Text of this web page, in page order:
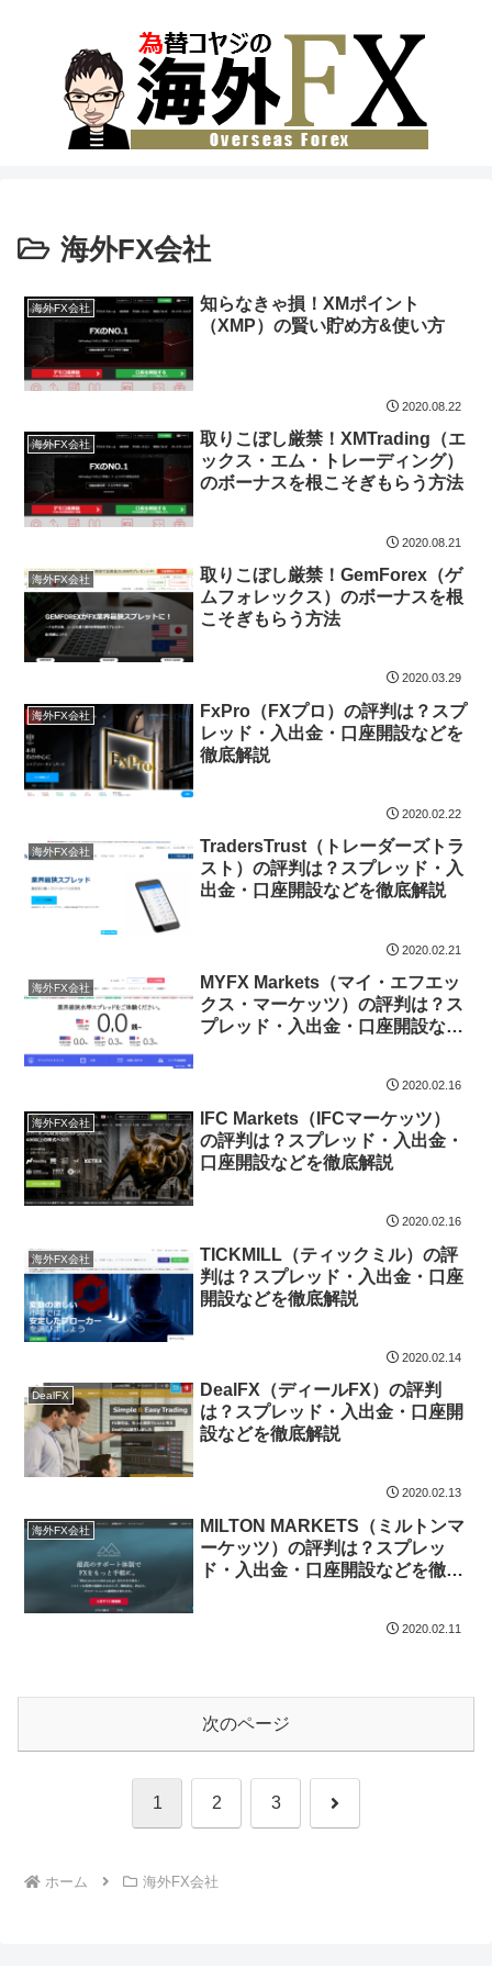
海外FX会社
海外FX会社
知らなきゃ損！XMポイント
（XMP）の賢い貯め方&使い方
2020.08.22
海外FX会社
取りこぼし厳禁！XMTrading（エ
ックス・エム・トレーディング）
のボーナスを根こそぎもらう方法
2020.08.21
海外FX会社
取りこぼし厳禁！GemForex（ゲ
ムフォレックス）のボーナスを根
こそぎもらう方法
2020.03.29
海外FX会社
FxPro（FXプロ）の評判は？スプ
レッド・入出金・口座開設などを
徹底解説
2020.02.22
海外FX会社
TradersTrust（トレーダーズトラ
スト）の評判は？スプレッド・入
出金・口座開設などを徹底解説
2020.02.21
海外FX会社
MYFX Markets（マイ・エフエッ
クス・マーケッツ）の評判は？ス
プレッド・入出金・口座開設など
2020.02.16
海外FX会社
IFC Markets（IFCマーケッツ）
の評判は？スプレッド・入出金・
口座開設などを徹底解説
2020.02.16
海外FX会社
TICKMILL（ティックミル）の評
判は？スプレッド・入出金・口座
開設などを徹底解説
2020.02.14
DealFX
DealFX（ディールFX）の評判
は？スプレッド・入出金・口座開
設などを徹底解説
2020.02.13
海外FX会社
MILTON MARKETS（ミルトンマ
ーケッツ）の評判は？スプレッ
ド・入出金・口座開設などを徹底
2020.02.11
次のページ
1 2 3 次
ホーム 海外FX会社